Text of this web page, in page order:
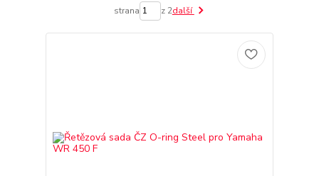
strana z 2další